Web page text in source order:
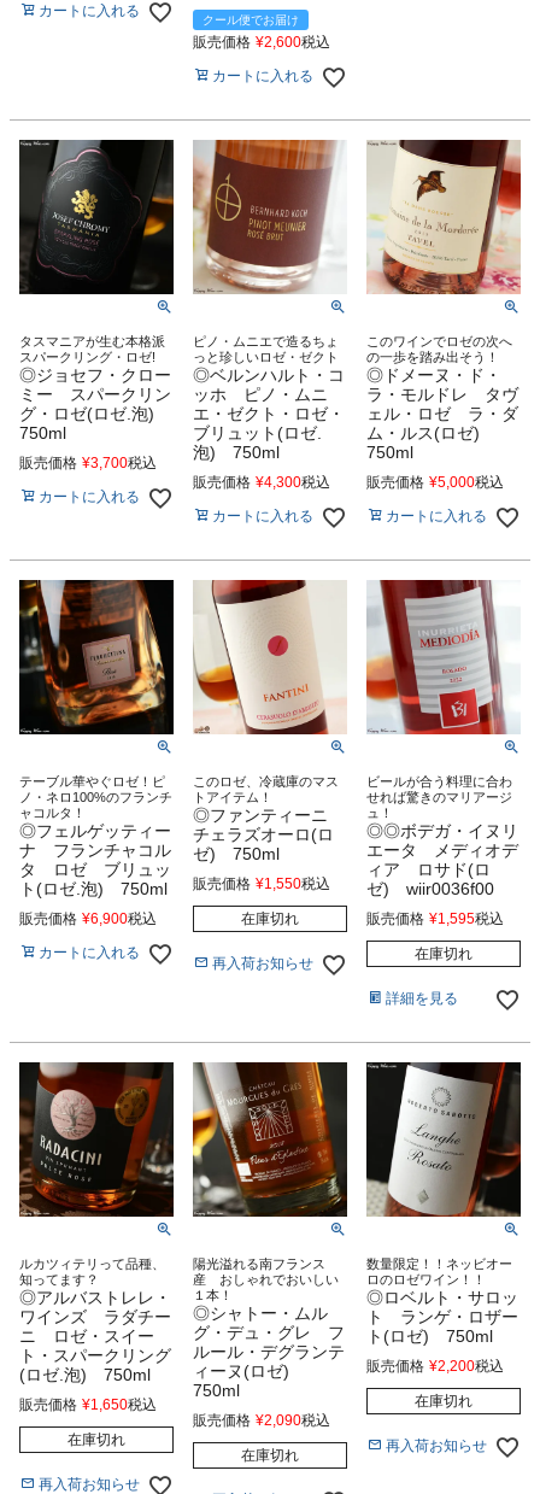
カートに入れる クール便でお届け
販売価格 ¥2,600税込
カートに入れる
タスマニアが生む本格派
スパークリング・ロゼ!
◎ジョセフ・クロー
ミー スパークリン
グ・ロゼ(ロゼ.泡)
750ml
販売価格 ¥3,700税込
カートに入れる
ピノ・ムニエで造るちょ
っと珍しいロゼ・ゼクト
◎ベルンハルト・コ
ッホ ピノ・ムニ
エ・ゼクト・ロゼ・
ブリュット(ロゼ.
泡) 750ml
販売価格 ¥4,300税込
カートに入れる
このワインでロゼの次へ
の一歩を踏み出そう！
◎ドメーヌ・ド・
ラ・モルドレ タヴ
ェル・ロゼ ラ・ダ
ム・ルス(ロゼ)
750ml
販売価格 ¥5,000税込
カートに入れる
テーブル華やぐロゼ！ピ
ノ・ネロ100%のフランチ
ャコルタ！
◎フェルゲッティー
ナ フランチャコル
タ ロゼ ブリュッ
ト(ロゼ.泡) 750ml
販売価格 ¥6,900税込
カートに入れる
このロゼ、冷蔵庫のマス
トアイテム！
◎ファンティーニ
チェラズオーロ(ロ
ゼ) 750ml
販売価格 ¥1,550税込
在庫切れ
再入荷お知らせ
ビールが合う料理に合わ
せれば驚きのマリアージ
ュ！
◎◎ボデガ・イヌリ
エータ メディオデ
ィア ロサド(ロ
ゼ) wiir0036f00
販売価格 ¥1,595税込
在庫切れ
詳細を見る
ルカツィテリって品種、
知ってます？
◎アルバストレレ・
ワインズ ラダチー
ニ ロゼ・スイー
ト・スパークリング
(ロゼ.泡) 750ml
販売価格 ¥1,650税込
在庫切れ
再入荷お知らせ
陽光溢れる南フランス
産 おしゃれでおいしい
１本！
◎シャトー・ムル
グ・デュ・グレ フ
ルール・デグランテ
ィーヌ(ロゼ)
750ml
販売価格 ¥2,090税込
在庫切れ
数量限定！！ネッビオー
ロのロゼワイン！！
◎ロベルト・サロッ
ト ランゲ・ロザー
ト(ロゼ) 750ml
販売価格 ¥2,200税込
在庫切れ
再入荷お知らせ